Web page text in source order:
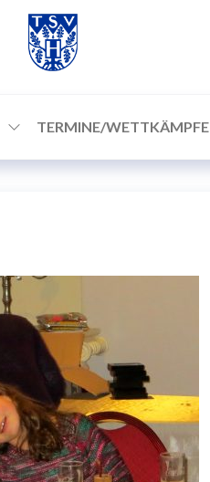
TERMINE/WETTKÄMPFE